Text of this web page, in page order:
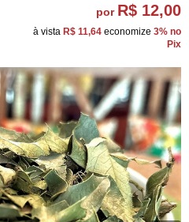
por R$ 12,00
à vista R$ 11,64 economize 3% no
Pix